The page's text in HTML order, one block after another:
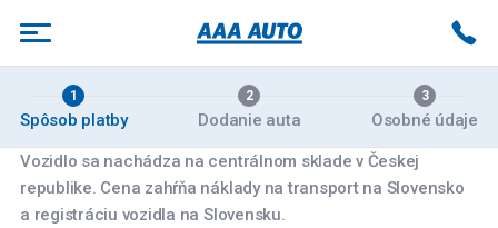
1
Spôsob platby
2
Dodanie auta
3
Osobné údaje
Vozidlo sa nachádza na centrálnom sklade v Českej
republike. Cena zahŕňa náklady na transport na Slovensko
a registráciu vozidla na Slovensku.
Vyberte pobočku